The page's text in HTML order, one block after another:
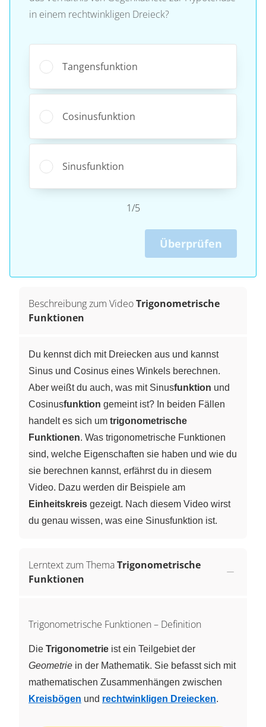
in einem rechtwinkligen Dreieck?
Tangensfunktion
Cosinusfunktion
Sinusfunktion
1/5
Überprüfen
Beschreibung zum VideoTrigonometrische
Funktionen
Du kennst dich mit Dreiecken aus und kannst
Sinus und Cosinus eines Winkels berechnen.
Aber weißt du auch, was mit Sinusfunktion und
Cosinusfunktion gemeint ist? In beiden Fällen
handelt es sich um trigonometrische
Funktionen. Was trigonometrische Funktionen
sind, welche Eigenschaften sie haben und wie du
sie berechnen kannst, erfährst du in diesem
Video. Dazu werden dir Beispiele am
Einheitskreis gezeigt. Nach diesem Video wirst
du genau wissen, was eine Sinusfunktion ist.
Lerntext zum ThemaTrigonometrische
Funktionen
Trigonometrische Funktionen – Definition
Die Trigonometrie ist ein Teilgebiet der
Geometrie in der Mathematik. Sie befasst sich mit
mathematischen Zusammenhängen zwischen
Kreisbögen und rechtwinkligen Dreiecken.